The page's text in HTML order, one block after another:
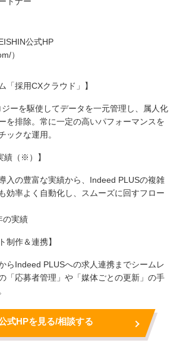
公式HP
）
「採用CXクラウド」】
ーを駆使してデータを一元管理し、属人化
を排除。常に一定の高いパフォーマンスを
ックな運用。
績（※）】
入の豊富な実績から、Indeed PLUSの複雑
効率よく自動化し、スムーズに回すフロー
の実績
制作＆連携】
らIndeed PLUSへの求人連携までシームレ
「応募者管理」や「媒体ごとの更新」の手
式HPを見る/相談する